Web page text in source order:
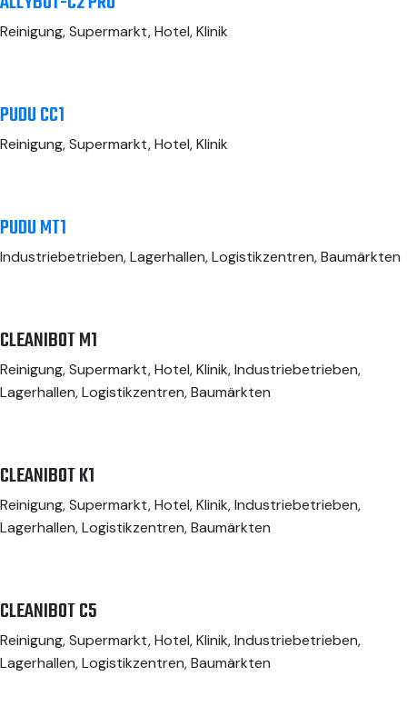
Reinigung, Supermarkt, Hotel, Klinik
PUDU CC1
Reinigung, Supermarkt, Hotel, Klinik
PUDU MT1
Industriebetrieben, Lagerhallen, Logistikzentren, Baumärkten
CLEANIBOT M1
Reinigung, Supermarkt, Hotel, Klinik, Industriebetrieben,
Lagerhallen, Logistikzentren, Baumärkten
CLEANIBOT K1
Reinigung, Supermarkt, Hotel, Klinik, Industriebetrieben,
Lagerhallen, Logistikzentren, Baumärkten
CLEANIBOT C5
Reinigung, Supermarkt, Hotel, Klinik, Industriebetrieben,
Lagerhallen, Logistikzentren, Baumärkten